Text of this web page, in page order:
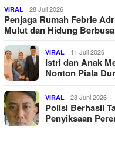
VIRAL 28 Juli 2026
Penjaga Rumah Febrie
Mulut dan Hidung
VIRAL 11 Juli 2026
Istri dan Anak
Nonton Piala
VIRAL 23 Juni 2026
Polisi Berhasil
Penyiksaan